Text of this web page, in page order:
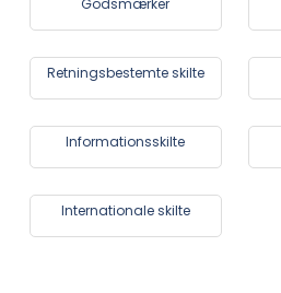
Retningsbestemte skilte
Informationsskilte
Internationale skilte